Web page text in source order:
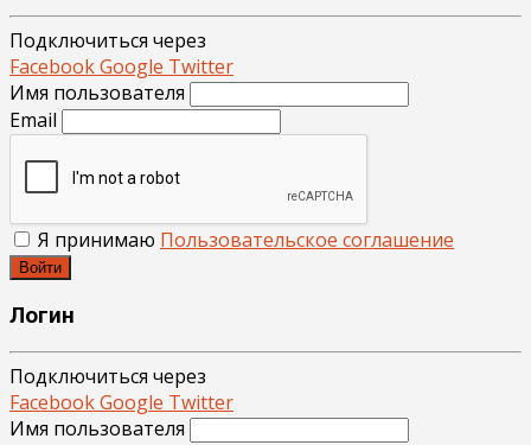
Подключиться через
FacebookGoogle Twitter
Имя пользователя
Email
Я принимаю Пользовательское соглашение
Войти
Логин
Подключиться через
FacebookGoogle Twitter
Имя пользователя